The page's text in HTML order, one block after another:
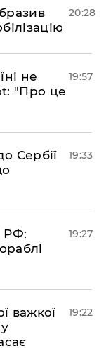
20:28
не
"Про це
19:57
Сербії
19:33
РФ:
19:27
важкої
19:22